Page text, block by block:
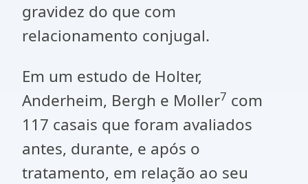
gravidez do que com
relacionamento conjugal.
Em um estudo de Holter,
Anderheim, Bergh e Moller7 com
117 casais que foram avaliados
antes, durante, e após o
tratamento, em relação ao seu